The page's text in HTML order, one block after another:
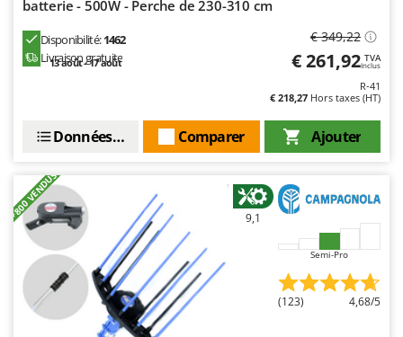
V
Verdemax
Vesco
Waldner
WIDU
Wiper EcoRobot
Wolf Garten
Wortex
Worx
batterie - 500W - Perche de 230-310 cm
Disponibilité:1462
Livraison gratuite
13 août - 17 août
€ 349,22
€ 261,92 TVA
Inclus
R-41
€ 218,27 Hors taxes (HT)
Ajouter
Comparer
Données techniques
+800 VENDUS 9,1
Semi-Pro
(123) 4,68/5